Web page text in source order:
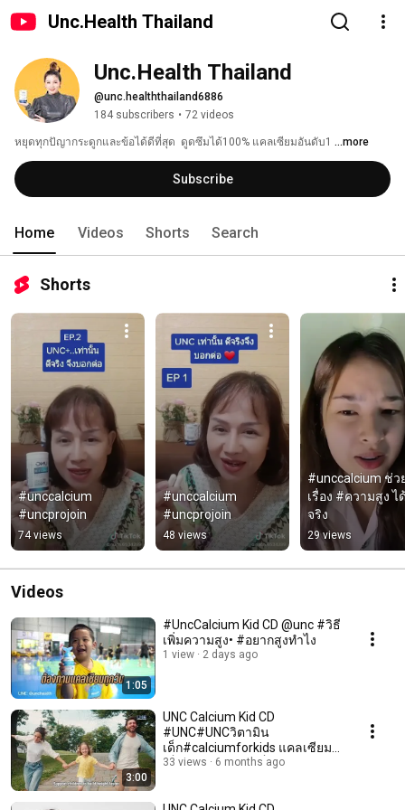
Unc.Health Thailand
Unc.Health Thailand
@unc.healththailand6886
184 subscribers • 72 videos
หยุดทุกปัญากระดูกและข้อได้ดีที่สุด  ดูดซึมได้100% แคลเซียมอันดับ1 ...more
Subscribe
Home Videos Shorts Search
Shorts
#unccalcium
#uncprojoin
74 views
#unccalcium
#uncprojoin
48 views
#unccalcium ช่ว
เรื่อง #ความสูง ไ
จริง
29 views
Videos
1:05
#UncCalcium Kid CD @unc #วิธี
เพิ่มความสูง• #อยากสูงทำไง
1 view 2 days ago
3:00
UNC Calcium Kid CD
#UNC#UNCวิตามิน
เด็ก#calciumforkids แคลเซียม
เด็ก#วิตามินรวมเด็ก#เสริมภูมิลูก
33 views 6 months ago